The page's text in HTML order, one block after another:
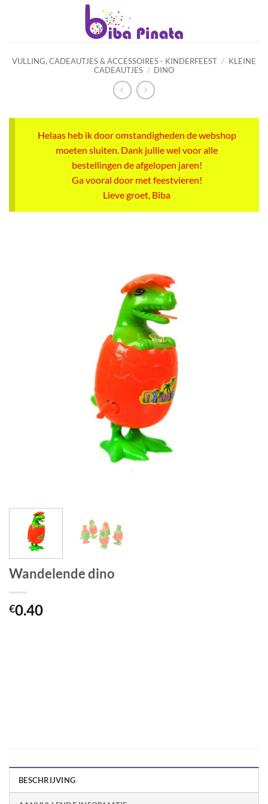
VULLING, CADEAUTJES & ACCESSOIRES - KINDERFEEST / KLEINE
CADEAUTJES / DINO
Helaas heb ik door omstandigheden de webshop
moeten sluiten. Dank jullie wel voor alle
bestellingen de afgelopen jaren!
Ga vooral door met feestvieren!
Lieve groet, Biba
Wandelende dino
€0.40
BESCHRIJVING